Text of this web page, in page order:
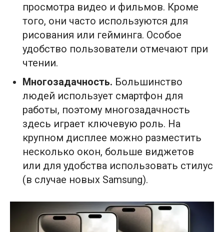
просмотра видео и фильмов. Кроме
того, они часто используются для
рисования или гейминга. Особое
удобство пользователи отмечают при
чтении.
Многозадачность. Большинство
людей использует смартфон для
работы, поэтому многозадачность
здесь играет ключевую роль. На
крупном дисплее можно разместить
несколько окон, больше виджетов
или для удобства использовать стилус
(в случае новых Samsung).